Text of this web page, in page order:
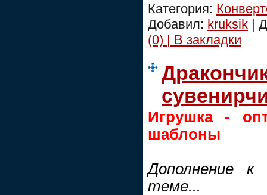
Категория:
Добавил: kruksik |
(0) | В закладки
Игрушка -
шаблоны
Дополнение к
теме...